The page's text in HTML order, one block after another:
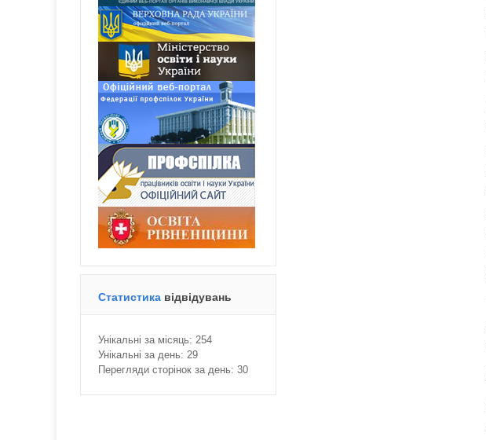
Статистика відвідувань
Унікальні за місяць: 254
Унікальні за день: 29
Перегляди сторінок за день: 30